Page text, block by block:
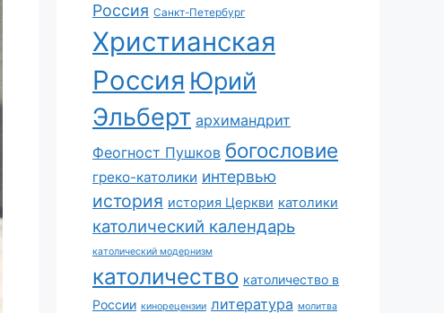
Россия Санкт-Петербург
Христианская
Россия Юрий
Эльберт архимандрит
Феогност Пушков богословие
греко-католики интервью
история история Церкви католики
католический календарь
католический модернизм
католичество католичество в
России кинорецензии литература молитва